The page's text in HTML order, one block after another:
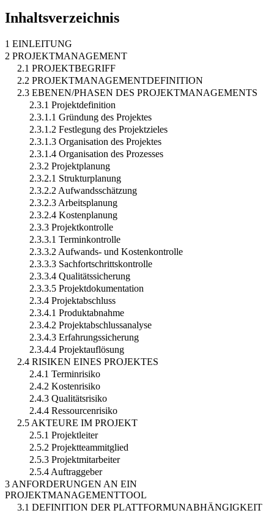
Inhaltsverzeichnis
1 EINLEITUNG
2 PROJEKTMANAGEMENT
2.1 PROJEKTBEGRIFF
2.2 PROJEKTMANAGEMENTDEFINITION
2.3 EBENEN/PHASEN DES PROJEKTMANAGEMENTS
2.3.1 Projektdefinition
2.3.1.1 Gründung des Projektes
2.3.1.2 Festlegung des Projektzieles
2.3.1.3 Organisation des Projektes
2.3.1.4 Organisation des Prozesses
2.3.2 Projektplanung
2.3.2.1 Strukturplanung
2.3.2.2 Aufwandsschätzung
2.3.2.3 Arbeitsplanung
2.3.2.4 Kostenplanung
2.3.3 Projektkontrolle
2.3.3.1 Terminkontrolle
2.3.3.2 Aufwands- und Kostenkontrolle
2.3.3.3 Sachfortschrittskontrolle
2.3.3.4 Qualitätssicherung
2.3.3.5 Projektdokumentation
2.3.4 Projektabschluss
2.3.4.1 Produktabnahme
2.3.4.2 Projektabschlussanalyse
2.3.4.3 Erfahrungssicherung
2.3.4.4 Projektauflösung
2.4 RISIKEN EINES PROJEKTES
2.4.1 Terminrisiko
2.4.2 Kostenrisiko
2.4.3 Qualitätsrisiko
2.4.4 Ressourcenrisiko
2.5 AKTEURE IM PROJEKT
2.5.1 Projektleiter
2.5.2 Projektteammitglied
2.5.3 Projektmitarbeiter
2.5.4 Auftraggeber
3 ANFORDERUNGEN AN EIN
PROJEKTMANAGEMENTTOOL
3.1 DEFINITION DER PLATTFORMUNABHÄNGIGKEIT